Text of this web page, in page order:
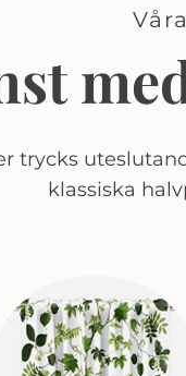
trycks
klassiska